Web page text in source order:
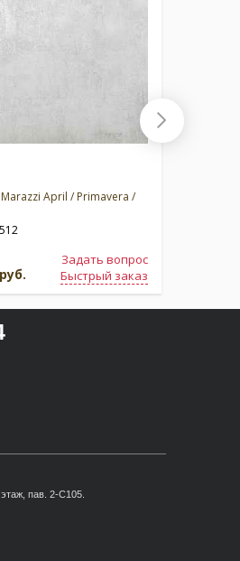
April / Primavera /
Задать вопрос
Быстрый заказ
руб.
пав. 2-С105.